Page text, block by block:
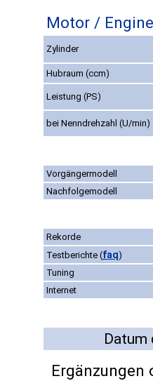
Motor / Engine
Zylinder
Hubraum (ccm)
Leistung (PS)
bei Nenndrehzahl (U/min)
Vorgängermodell
Nachfolgemodell
Rekorde
Testberichte (faq)
Tuning
Internet
Datum
Ergänzungen